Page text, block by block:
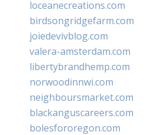
loceanecreations.com
birdsongridgefarm.com
joiedevivblog.com
valera-amsterdam.com
libertybrandhemp.com
norwoodinnwi.com
neighboursmarket.com
blackanguscareers.com
bolesfororegon.com